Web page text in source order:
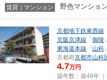
賃貸｜マンション 野色マンション
京都地下鉄東西線
京阪京津線 「 御陵
東海道本線 「 山科
京都府京都市山科
4.7万円
築年数：築48年 ｜